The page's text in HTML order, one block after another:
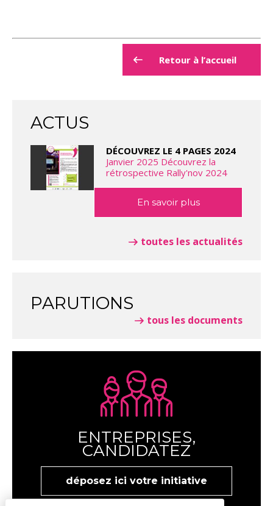
Retour à l’accueil
ACTUS
DÉCOUVREZ LE 4 PAGES 2024
Janvier 2025 Découvrez la
rétrospective Rally'nov 2024
En savoir plus
toutes les actualités
PARUTIONS
tous les documents
ENTREPRISES,
CANDIDATEZ
déposez ici votre initiative